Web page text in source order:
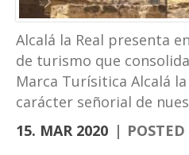
Alcalá la Real presenta
de turismo que
Marca Turísitica Alcalá
carácter señorial de
vanguardia y su realidad
moderna. Fortaleza
15. MAR 2020